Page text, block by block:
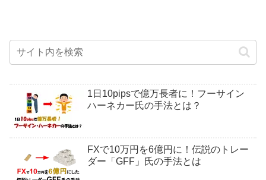
1日10pipsで億万長者に！フーサイン
ハーネカー氏の手法とは？
FXで10万円を6億円に！伝説のトレー
ダー「GFF」氏の手法とは